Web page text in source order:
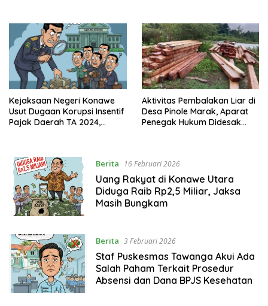
Kejaksaan Negeri Konawe
Usut Dugaan Korupsi Insentif
Pajak Daerah TA 2024,
Aktivitas Pembalakan Liar di
Desa Pinole Marak, Aparat
Penegak Hukum Didesak
Berita 16 Februari 2026
Uang Rakyat di Konawe Utara
Diduga Raib Rp2,5 Miliar, Jaksa
Masih Bungkam
Berita 3 Februari 2026
Staf Puskesmas Tawanga Akui Ada
Salah Paham Terkait Prosedur
Absensi dan Dana BPJS Kesehatan